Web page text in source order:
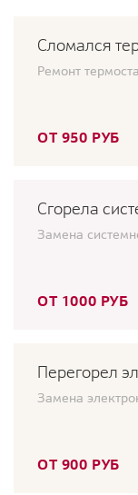
Сломался
Ремонт
ОТ 950 РУБ
Сгорела
Замена
ОТ 1000 РУБ
Перегорел
Замена
ОТ 900 РУБ